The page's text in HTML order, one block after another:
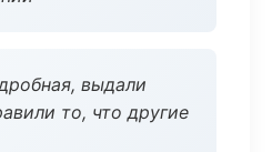
выдали
то, что другие